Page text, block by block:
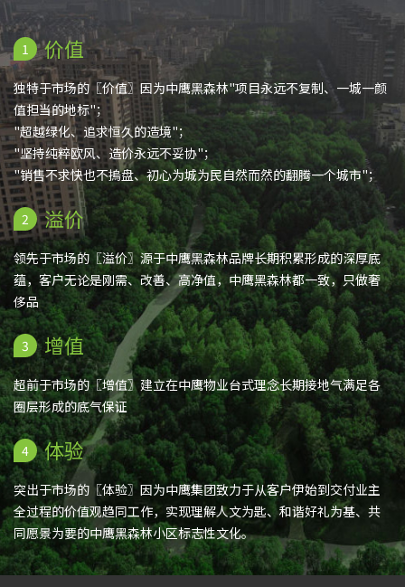
1 价值
独特于市场的〖价值〗因为中鹰黑森林"项目永远不复制、一城一颜
值担当的地标"；
"超越绿化、追求恒久的造境"；
"坚持纯粹欧风、造价永远不妥协"；
"销售不求快也不摀盘、初心为城为民自然而然的翻腾一个城市"；
2 溢价
领先于市场的〖溢价〗源于中鹰黑森林品牌长期积累形成的深厚底
蕴，客户无论是刚需、改善、高净值，中鹰黑森林都一致，只做奢
侈品
3 增值
超前于市场的〖增值〗建立在中鹰物业台式理念长期接地气满足各
圈层形成的底气保证
4 体验
突出于市场的〖体验〗因为中鹰集团致力于从客户伊始到交付业主
全过程的价值观趋同工作，实现理解人文为匙、和谐好礼为基、共
同愿景为要的中鹰黑森林小区标志性文化。